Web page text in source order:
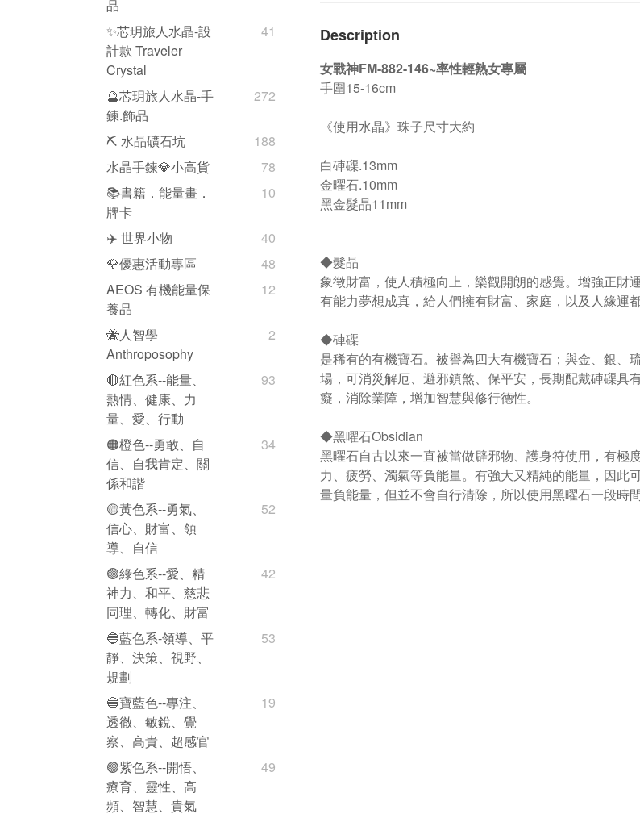
品
✨芯玥旅人水晶-設
計款 Traveler
Crystal
41
🔮芯玥旅人水晶-手
鍊.飾品
272
⛏️ 水晶礦石坑
188
水晶手鍊💎小高貨
78
📚書籍．能量畫．
牌卡
10
✈️ 世界小物
40
🌹優惠活動專區
48
AEOS 有機能量保
養品
12
🐝人智學
Anthroposophy
2
🔴紅色系--能量、
熱情、健康、力
量、愛、行動
93
🟠橙色--勇敢、自
信、自我肯定、關
係和諧
34
🟡黃色系--勇氣、
信心、財富、領
導、自信
52
🟢綠色系--愛、精
神力、和平、慈悲
同理、轉化、財富
42
🔵藍色系-領導、平
靜、決策、視野、
規劃
53
🔵寶藍色--專注、
透徹、敏銳、覺
察、高貴、超感官
19
🟣紫色系--開悟、
療育、靈性、高
頻、智慧、貴氣
49
Description
女戰神FM-882-146~率性輕熟女專屬
手圍15-16cm
《使用水晶》珠子尺寸大約
白硨磲.13mm
金曜石.10mm
黑金髮晶11mm
◆髮晶
象徵財富，使人積極向上，樂觀開朗的感覺。增強正財
有能力夢想成真，給人們擁有財富、家庭，以及人緣運
◆硨磲
是稀有的有機寶石。被譽為四大有機寶石；與金、銀
場，可消災解厄、避邪鎮煞、保平安，長期配戴硨磲具
癡，消除業障，增加智慧與修行德性。
◆黑曜石Obsidian
黑曜石自古以來一直被當做辟邪物、護身符使用，有極
力、疲勞、濁氣等負能量。有強大又精純的能量，因
量負能量，但並不會自行清除，所以使用黑曜石一段時